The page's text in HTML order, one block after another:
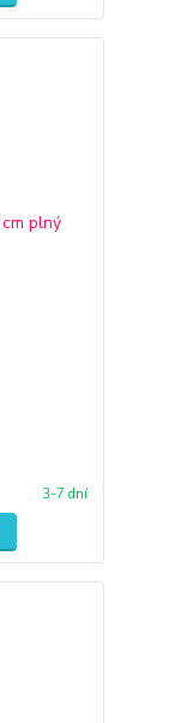
3-7 dní